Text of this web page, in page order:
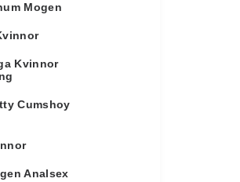
Mogen
Kvinnor
Cumshoy
Analsex